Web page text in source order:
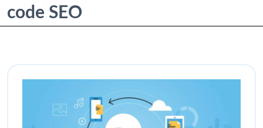
code SEO